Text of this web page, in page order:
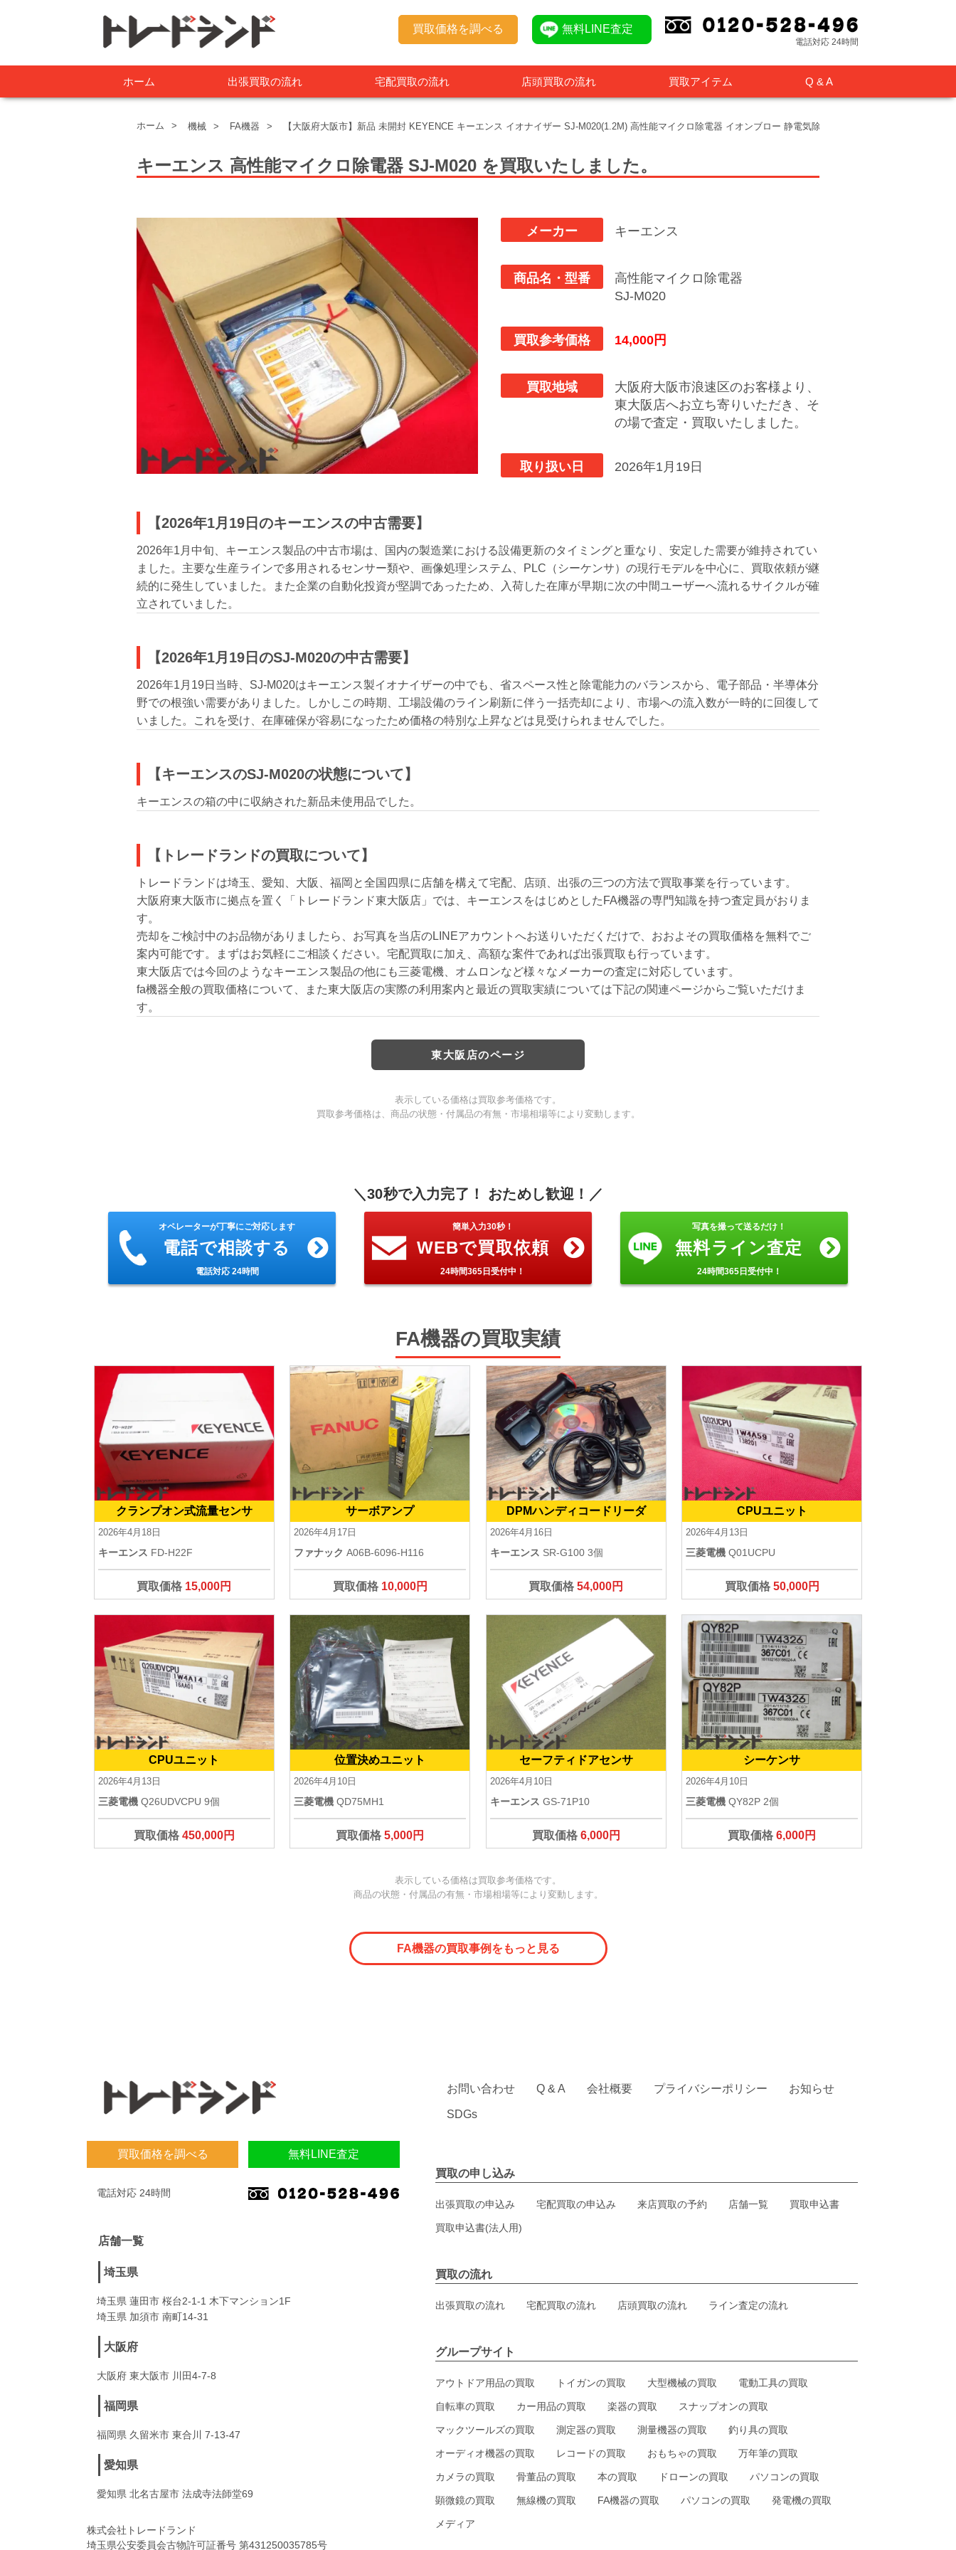
買取価格を調べる 無料LINE査定
電話対応 24時間
ホーム 出張買取の流れ 宅配買取の流れ 店頭買取の流れ 買取アイテム Q & A
ホーム 機械 FA機器 【大阪府大阪市】新品 未開封 KEYENCE キーエンス イオナイザー SJ-M020(1.2M) 高性能マイクロ除電器 イオンブロー 静電気除去装置
キーエンス 高性能マイクロ除電器 SJ-M020 を買取いたしました。
メーカー キーエンス
商品名・型番
高性能マイクロ除電器
SJ-M020
買取参考価格 14,000円
買取地域
大阪府大阪市浪速区のお客様より、
東大阪店へお立ち寄りいただき、そ
の場で査定・買取いたしました。
取り扱い日 2026年1月19日
【2026年1月19日のキーエンスの中古需要】
2026年1月中旬、キーエンス製品の中古市場は、国内の製造業における設備更新のタイミングと重なり、安定した需要が維持されてい
ました。主要な生産ラインで多用されるセンサー類や、画像処理システム、PLC（シーケンサ）の現行モデルを中心に、買取依頼が継
続的に発生していました。また企業の自動化投資が堅調であったため、入荷した在庫が早期に次の中間ユーザーへ流れるサイクルが確
立されていました。
【2026年1月19日のSJ-M020の中古需要】
2026年1月19日当時、SJ-M020はキーエンス製イオナイザーの中でも、省スペース性と除電能力のバランスから、電子部品・半導体分
野での根強い需要がありました。しかしこの時期、工場設備のライン刷新に伴う一括売却により、市場への流入数が一時的に回復して
いました。これを受け、在庫確保が容易になったため価格の特別な上昇などは見受けられませんでした。
【キーエンスのSJ-M020の状態について】
キーエンスの箱の中に収納された新品未使用品でした。
【トレードランドの買取について】
トレードランドは埼玉、愛知、大阪、福岡と全国四県に店舗を構えて宅配、店頭、出張の三つの方法で買取事業を行っています。
大阪府東大阪市に拠点を置く「トレードランド東大阪店」では、キーエンスをはじめとしたFA機器の専門知識を持つ査定員がおりま
す。
売却をご検討中のお品物がありましたら、お写真を当店のLINEアカウントへお送りいただくだけで、おおよその買取価格を無料でご
案内可能です。まずはお気軽にご相談ください。宅配買取に加え、高額な案件であれば出張買取も行っています。
東大阪店では今回のようなキーエンス製品の他にも三菱電機、オムロンなど様々なメーカーの査定に対応しています。
fa機器全般の買取価格について、また東大阪店の実際の利用案内と最近の買取実績については下記の関連ページからご覧いただけま
す。
東大阪店のページ
表示している価格は買取参考価格です。
買取参考価格は、商品の状態・付属品の有無・市場相場等により変動します。
＼30秒で入力完了！ おためし歓迎！／
オペレーターが丁寧にご対応します
電話で相談する
電話対応 24時間
簡単入力30秒！
WEBで買取依頼
24時間365日受付中！
写真を撮って送るだけ！
無料ライン査定
24時間365日受付中！
FA機器の買取実績
クランプオン式流量センサ
2026年4月18日
キーエンス FD-H22F
買取価格 15,000円
サーボアンプ
2026年4月17日
ファナック A06B-6096-H116
買取価格 10,000円
DPMハンディコードリーダ
2026年4月16日
キーエンス SR-G100 3個
買取価格54,000円
CPUユニット
2026年4月13日
三菱電機 Q01UCPU
買取価格 50,000円
CPUユニット
2026年4月13日
三菱電機 Q26UDVCPU 9個
買取価格 450,000円
位置決めユニット
2026年4月10日
三菱電機 QD75MH1
買取価格5,000円
セーフティドアセンサ
2026年4月10日
キーエンス GS-71P10
買取価格 6,000円
シーケンサ
2026年4月10日
三菱電機 QY82P 2個
買取価格6,000円
表示している価格は買取参考価格です。
商品の状態・付属品の有無・市場相場等により変動します。
FA機器の買取事例をもっと見る
買取価格を調べる 無料LINE査定
電話対応 24時間
店舗一覧
埼玉県
埼玉県 蓮田市 桜台2-1-1 木下マンション1F
埼玉県 加須市 南町14-31
大阪府
大阪府 東大阪市 川田4-7-8
福岡県
福岡県 久留米市 東合川 7-13-47
愛知県
愛知県 北名古屋市 法成寺法師堂69
株式会社トレードランド
埼玉県公安委員会古物許可証番号 第431250035785号
お問い合わせ Q & A 会社概要 プライバシーポリシー お知らせ
SDGs
買取の申し込み
出張買取の申込み 宅配買取の申込み 来店買取の予約 店舗一覧 買取申込書
買取申込書(法人用)
買取の流れ
出張買取の流れ 宅配買取の流れ 店頭買取の流れ ライン査定の流れ
グループサイト
アウトドア用品の買取 トイガンの買取 大型機械の買取 電動工具の買取
自転車の買取 カー用品の買取 楽器の買取 スナップオンの買取
マックツールズの買取 測定器の買取 測量機器の買取 釣り具の買取
オーディオ機器の買取 レコードの買取 おもちゃの買取 万年筆の買取
カメラの買取 骨董品の買取 本の買取 ドローンの買取 パソコンの買取
顕微鏡の買取 無線機の買取 FA機器の買取 パソコンの買取 発電機の買取
メディア